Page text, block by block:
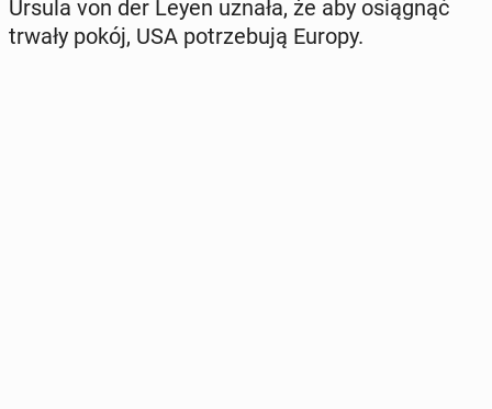
Ursula von der Leyen uznała, że aby osią­gnąć
trwały pokój, USA po­trze­bu­ją Europy.